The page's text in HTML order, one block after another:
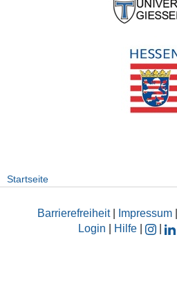
Startseite
Barrierefreiheit| Impressum
Login
Hilfe